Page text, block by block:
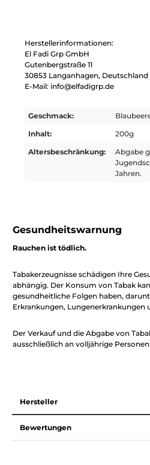
Herstellerinformationen:
El Fadi Grp GmbH
Gutenbergstraße 11
30853 Langanhagen, Deutschland
E-Mail: info@elfadigrp.de
Geschmack:
Inhalt:
200g
Altersbeschränkung:
Abgabe
Jahren.
Gesundheitswarnung
Rauchen ist tödlich.
Tabakerzeugnisse schädigen Ihre
abhängig. Der Konsum von Tabak
gesundheitliche Folgen haben,
Erkrankungen, Lungenerkrankungen
Der Verkauf und die Abgabe von
ausschließlich an volljährige
Hersteller
Bewertungen